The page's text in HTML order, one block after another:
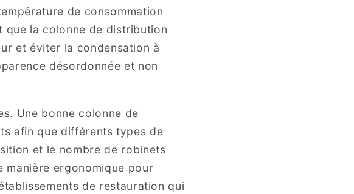
de consommation
que la colonne de distribution
et éviter la condensation à
désordonnée et non
Une bonne colonne de
afin que différents types de
et le nombre de robinets
ergonomique pour
de restauration qui